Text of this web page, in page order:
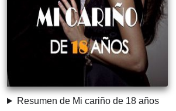
Resumen de Mi cariño de 18 años